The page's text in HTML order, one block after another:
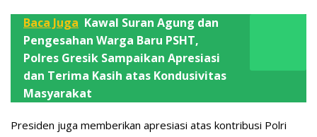
Baca Juga Kawal Suran Agung dan
Pengesahan Warga Baru PSHT,
Polres Gresik Sampaikan Apresiasi
dan Terima Kasih atas Kondusivitas
Masyarakat
Presiden juga memberikan apresiasi atas kontribusi Polri